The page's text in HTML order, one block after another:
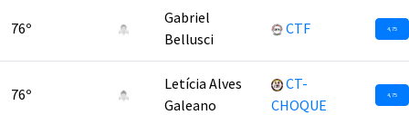
76º
Gabriel
Bellusci
CTF 4,75
76º
Letícia Alves
Galeano
CT-
CHOQUE
4,75